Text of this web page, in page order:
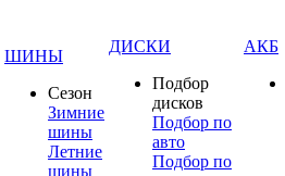
ШИНЫ
Сезон
Зимние
шины
Летние
шины
ДИСКИ
Подбор
дисков
Подбор по
авто
Подбор по
АКБ